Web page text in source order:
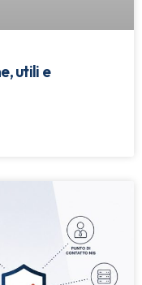
utili e